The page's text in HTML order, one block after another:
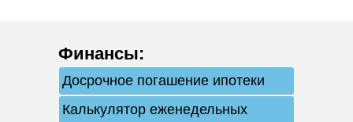
Финансы:
Досрочное погашение ипотеки
Калькулятор еженедельных